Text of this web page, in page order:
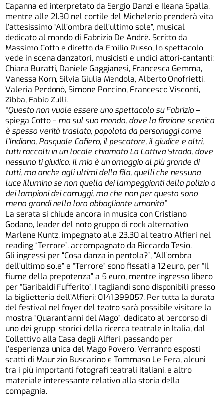
Capanna ed interpretato da Sergio Danzi e Ileana Spalla,
mentre alle 21.30 nel cortile del Michelerio prenderà vita
l’attesissimo “All’ombra dell’ultimo sole”, musical
dedicato al mondo di Fabrizio De Andrè. Scritto da
Massimo Cotto e diretto da Emilio Russo, lo spettacolo
vede in scena danzatori, musicisti e undici attori-cantanti:
Chiara Buratti, Daniele Gaggianesi, Francesca Gemma,
Vanessa Korn, Silvia Giulia Mendola, Alberto Onofrietti,
Valeria Perdonò, Simone Poncino, Francesco Visconti,
Zibba, Fabio Zulli.
“Questo non vuole essere uno spettacolo su Fabrizio–
spiega Cotto – ma sul suo mondo, dove la finzione scenica
è spesso verità traslata, popolata da personaggi come
l’Indiano, Pasquale Cafiero, il pescatore, il giudice e altri,
tutti raccolti in un locale chiamato La Cattiva Strada, dove
nessuno ti giudica. Il mio è un omaggio al più grande di
tutti, ma anche agli ultimi della fila, quelli che nessuna
luce illumina se non quella dei lampeggianti della polizia o
dei lampioni dei carruggi, ma che non per questo sono
meno grandi nella loro abbagliante umanità”.
La serata si chiude ancora in musica con Cristiano
Godano, leader del noto gruppo di rock alternativo
Marlene Kuntz, impegnato alle 23.30 al teatro Alfieri nel
reading “Terrore”, accompagnato da Riccardo Tesio.
Gli ingressi per “Cosa danza in pentola?”, “All’ombra
dell’ultimo sole” e “Terrore” sono fissati a 12 euro, per “Il
fiume della prepotenza” a 5 euro, mentre ingresso libero
per “Garibaldi Fufferito”. I tagliandi sono disponibili presso
la biglietteria dell’Alfieri: 0141.399057. Per tutta la durata
del festival nel foyer del teatro sarà possibile visitare la
mostra “Quarant’anni del Mago”, dedicato al percorso di
uno dei gruppi storici della ricerca teatrale in Italia, dal
Collettivo alla Casa degli Alfieri, passando per
l’esperienza unica del Mago Povero. Verranno esposti
scatti di Maurizio Buscarino e Tommaso Le Pera, alcuni
tra i più importanti fotografi teatrali italiani, e altro
materiale interessante relativo alla storia della
compagnia.